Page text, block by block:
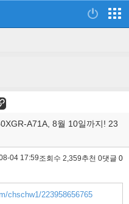
A71A, 8월 10일까지! 23
04 17:59조회수 2,359추천 0댓글 0
chschw1/223958656765